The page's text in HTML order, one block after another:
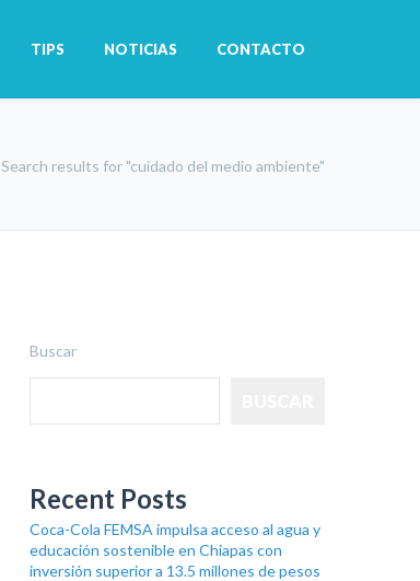
TIPS NOTICIAS CONTACTO
Search results for "cuidado del medio ambiente"
Buscar
Recent Posts
Coca-Cola FEMSA impulsa acceso al agua y
educación sostenible en Chiapas con
inversión superior a 13.5 millones de pesos